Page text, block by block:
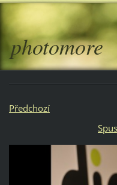
photomore
Předchozí